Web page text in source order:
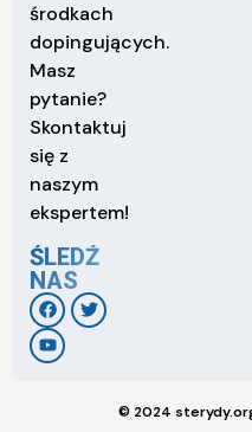
środkach
dopingujących.
Masz
pytanie?
Skontaktuj
się z
naszym
ekspertem!
ŚLEDŹ
NAS
© 2024